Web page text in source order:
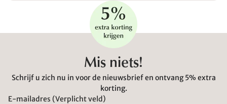
Mis niets!
Schrijf u zich nu in voor de nieuwsbrief en ontvang 5% extra
korting.
E-mailadres (Verplicht veld)